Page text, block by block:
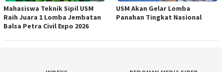
Mahasiswa Teknik Sipil USM
Raih Juara 1 Lomba Jembatan
Balsa Petra Civil Expo 2026
USM Akan Gelar Lomba
Panahan Tingkat Nasional